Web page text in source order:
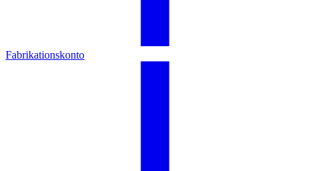
Fabrikationskonto